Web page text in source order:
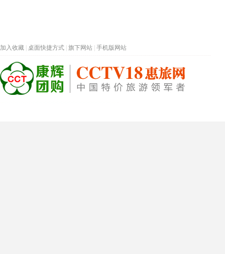
加入收藏 桌面快捷方式 旗下网站 手机版网站